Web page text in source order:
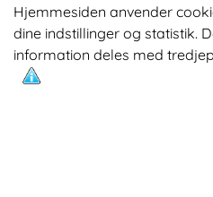
Hjemmesiden anvender
dine indstillinger og statistik.
information deles med
Odin R900 Romaskine
Odin S900 Spinningcykel